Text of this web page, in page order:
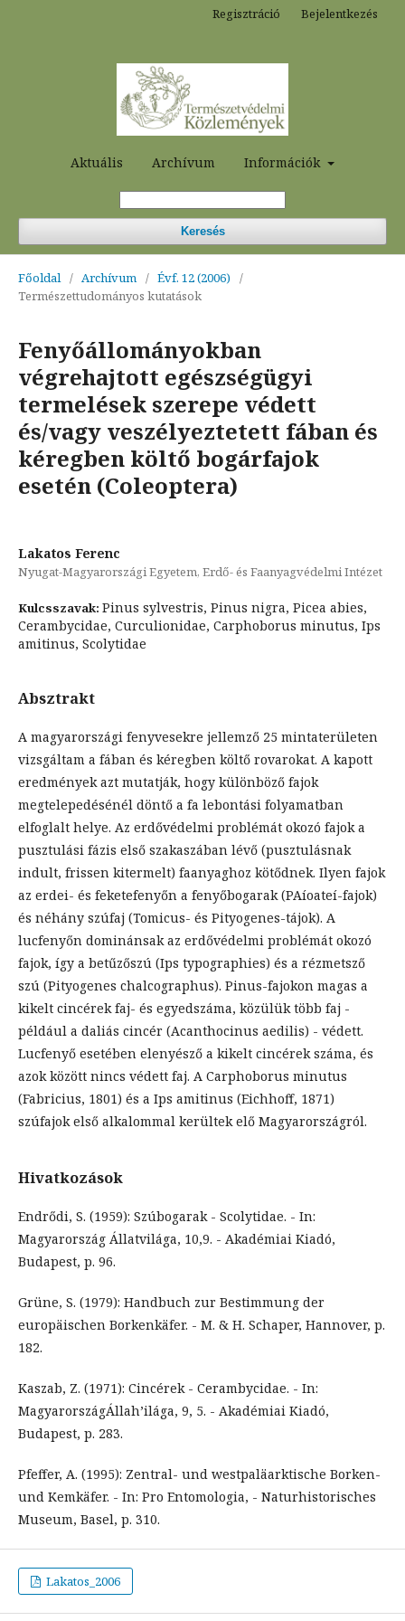
Aktuális Archívum Információk
Keresés
Regisztráció Bejelentkezés
Főoldal / Archívum / Évf. 12 (2006)
/
Természettudományos kutatások
Fenyőállományokban
végrehajtott egészségügyi
termelések szerepe védett
és/vagy veszélyeztetett fában és
kéregben költő bogárfajok
esetén (Coleoptera)
Lakatos Ferenc
Nyugat-Magyarországi Egyetem, Erdő- és Faanyagvédelmi Intézet
Kulcsszavak: Pinus sylvestris, Pinus nigra, Picea abies,
Cerambycidae, Curculionidae, Carphoborus minutus, Ips
amitinus, Scolytidae
Absztrakt
A magyarországi fenyvesekre jellemző 25 mintaterületen
vizsgáltam a fában és kéregben költő rovarokat. A kapott
eredmények azt mutatják, hogy különböző fajok
megtelepedésénél döntő a fa lebontási folyamatban
elfoglalt helye. Az erdővédelmi problémát okozó fajok a
pusztulási fázis első szakaszában lévő (pusztulásnak
indult, frissen kitermelt) faanyaghoz kötődnek. Ilyen fajok
az erdei- és feketefenyőn a fenyőbogarak (PAíoateí-fajok)
és néhány szúfaj (Tomicus- és Pityogenes-tájok). A
lucfenyőn dominánsak az erdővédelmi problémát okozó
fajok, így a betűzőszú (Ips typographies) és a rézmetsző
szú (Pityogenes chalcographus). Pinus-fajokon magas a
kikelt cincérek faj- és egyedszáma, közülük több faj -
például a daliás cincér (Acanthocinus aedilis) - védett.
Lucfenyő esetében elenyésző a kikelt cincérek száma, és
azok között nincs védett faj. A Carphoborus minutus
(Fabricius, 1801) és a Ips amitinus (Eichhoff, 1871)
szúfajok első alkalommal kerültek elő Magyarországról.
Hivatkozások
Endrődi, S. (1959): Szúbogarak - Scolytidae. - In:
Magyarország Állatvilága, 10,9. - Akadémiai Kiadó,
Budapest, p. 96.
Grüne, S. (1979): Handbuch zur Bestimmung der
europäischen Borkenkäfer. - M. & H. Schaper, Hannover, p.
182.
Kaszab, Z. (1971): Cincérek - Cerambycidae. - In:
MagyarországÁllah’ilága, 9, 5. - Akadémiai Kiadó,
Budapest, p. 283.
Pfeffer, A. (1995): Zentral- und westpaläarktische Borken-
und Kemkäfer. - In: Pro Entomologia, - Naturhistorisches
Museum, Basel, p. 310.
Lakatos_2006